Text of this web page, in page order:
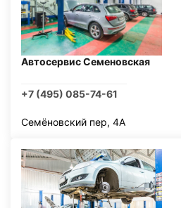
Автосервис Семеновская
+7 (495) 085-74-61
Семёновский пер, 4А